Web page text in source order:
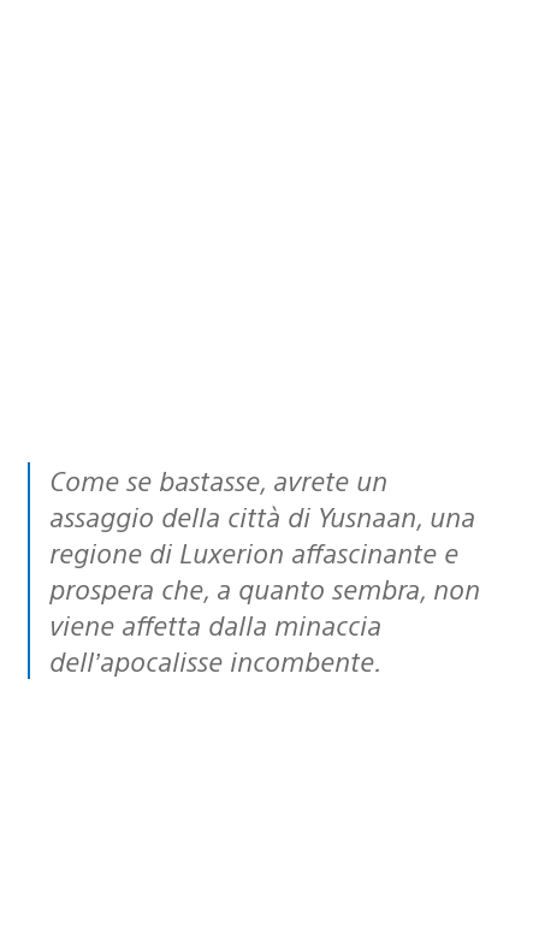
Come se bastasse, avrete un
assaggio della città di Yusnaan, una
regione di Luxerion affascinante e
prospera che, a quanto sembra, non
viene affetta dalla minaccia
dell’apocalisse incombente.